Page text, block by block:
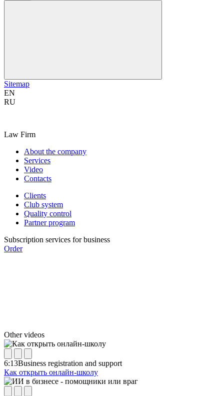
Sitemap
EN
RU
Law Firm
About the company
Services
Video
Contacts
Clients
Club system
Quality control
Partner program
Subscription services for business
Order
Other videos
6:13Business registration and support
Как открыть онлайн-школу